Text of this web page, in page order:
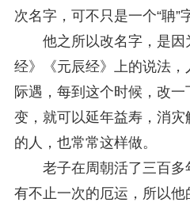
次名字，可不只是一个“聃”
他之所以改名字，是
经》《元辰经》上的说法
际遇，每到这个时候，改
变，就可以延年益寿，消
的人，也常常这样做。
老子在周朝活了三百
有不止一次的厄运，所以